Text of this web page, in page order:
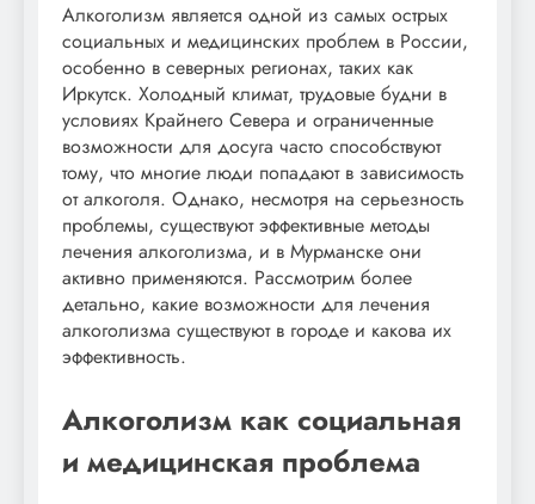
Алкоголизм является одной из самых острых
социальных и медицинских проблем в России,
особенно в северных регионах, таких как
Иркутск. Холодный климат, трудовые будни в
условиях Крайнего Севера и ограниченные
возможности для досуга часто способствуют
тому, что многие люди попадают в зависимость
от алкоголя. Однако, несмотря на серьезность
проблемы, существуют эффективные методы
лечения алкоголизма, и в Мурманске они
активно применяются. Рассмотрим более
детально, какие возможности для лечения
алкоголизма существуют в городе и какова их
эффективность.
Алкоголизм как социальная
и медицинская проблема